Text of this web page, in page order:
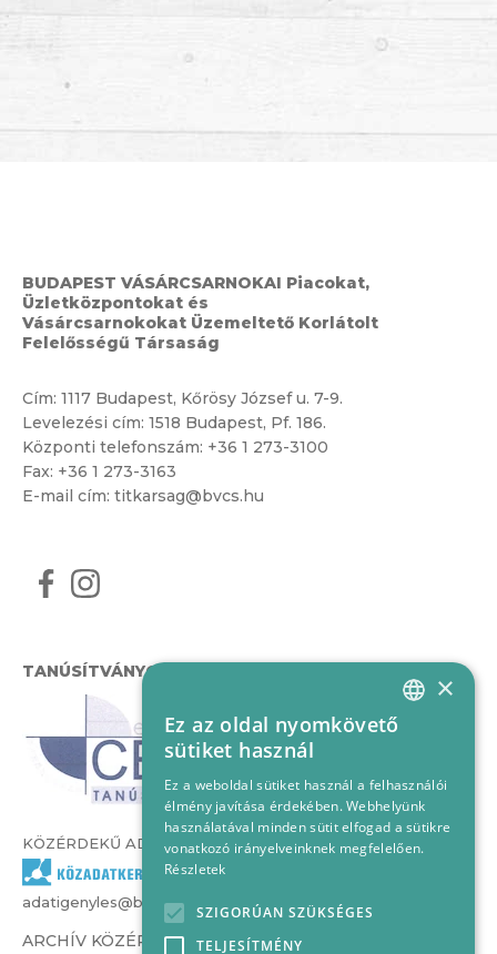
BUDAPEST VÁSÁRCSARNOKAI Piacokat,
Üzletközpontokat és
Vásárcsarnokokat Üzemeltető Korlátolt
Felelősségű Társaság
Cím: 1117 Budapest, Kőrösy József u. 7-9.
Levelezési cím: 1518 Budapest, Pf. 186.
Központi telefonszám: +36 1 273-3100
Fax: +36 1 273-3163
E-mail cím: titkarsag@bvcs.hu
TANÚSÍTVÁNYOK
KÖZÉRDEKŰ ADATOK
adatigenyles@bvcs.hu
ARCHÍV KÖZÉRDEKŰ ADATOK –
HUNGARIAN
×
Ez az oldal nyomkövető
sütiket használ
Ez a weboldal sütiket használ a felhasználói
élmény javítása érdekében. Webhelyünk
használatával minden sütit elfogad a sütikre
vonatkozó irányelveinknek megfelelően.
Részletek
SZIGORÚAN SZÜKSÉGES
TELJESÍTMÉNY